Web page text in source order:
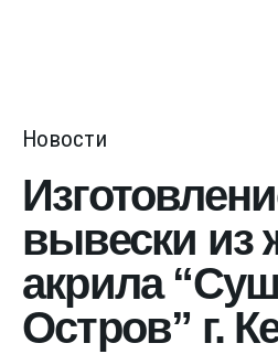
Новости
вывески из
акрила
Остров” г.